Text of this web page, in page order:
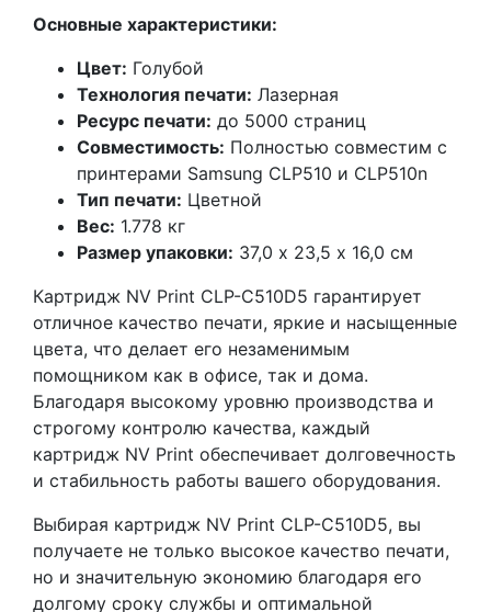
Основные характеристики:
Цвет: Голубой
Технология печати: Лазерная
Ресурс печати: до 5000 страниц
Совместимость: Полностью совместим с
принтерами Samsung CLP510 и CLP510n
Тип печати: Цветной
Вес: 1.778 кг
Размер упаковки: 37,0 х 23,5 х 16,0 см
Картридж NV Print CLP-C510D5 гарантирует
отличное качество печати, яркие и насыщенные
цвета, что делает его незаменимым
помощником как в офисе, так и дома.
Благодаря высокому уровню производства и
строгому контролю качества, каждый
картридж NV Print обеспечивает долговечность
и стабильность работы вашего оборудования.
Выбирая картридж NV Print CLP-C510D5, вы
получаете не только высокое качество печати,
но и значительную экономию благодаря его
долгому сроку службы и оптимальной